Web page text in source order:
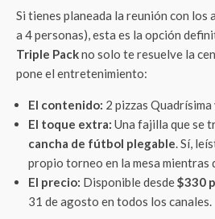
Si tienes planeada la reunión con los
a 4 personas), esta es la opción
Triple Packno solo te resuelve la
pone el entretenimiento:
El contenido: 2 pizzas
El toque extra: Una fajilla que se
cancha de fútbol plegable. Sí,
propio torneo en la mesa
El precio: Disponible desde$330
31 de agosto en todos los canales.